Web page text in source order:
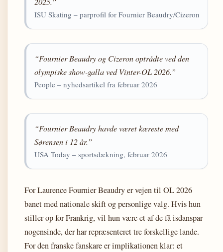
ISU Skating – parprofil for Fournier Beaudry/Cizeron
“Fournier Beaudry og Cizeron optrådte ved den
olympiske show-galla ved Vinter-OL 2026.”
People – nyhedsartikel fra februar 2026
“Fournier Beaudry havde været kæreste med
Sørensen i 12 år.”
USA Today – sportsdækning, februar 2026
For Laurence Fournier Beaudry er vejen til OL 2026
banet med nationale skift og personlige valg. Hvis hun
stiller op for Frankrig, vil hun være et af de få isdanspar
nogensinde, der har repræsenteret tre forskellige lande.
For den franske fanskare er implikationen klar: et